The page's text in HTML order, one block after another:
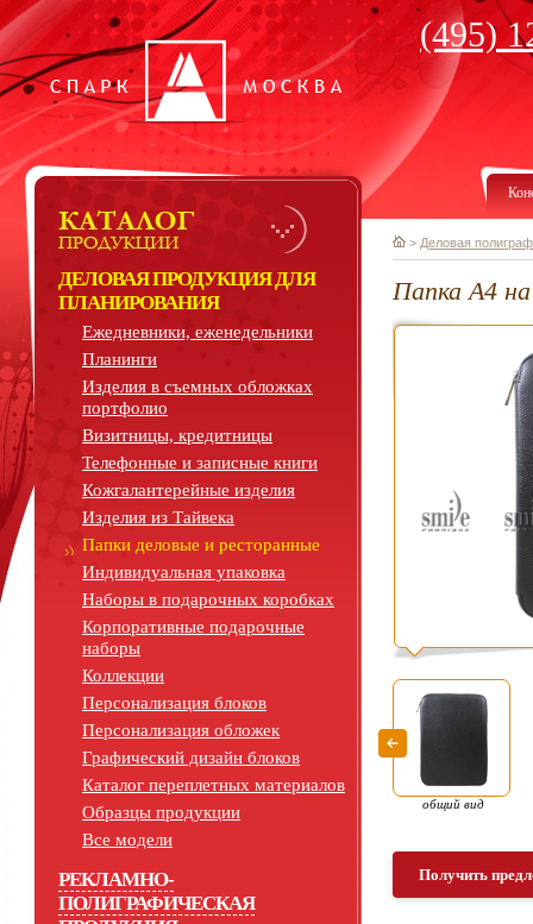
(495)
ДЕЛОВАЯ ПРОДУКЦИЯ ДЛЯ
ПЛАНИРОВАНИЯ
Ежедневники, еженедельники
Планинги
Изделия в съемных обложках
портфолио
Визитницы, кредитницы
Телефонные и записные книги
Кожгалантерейные изделия
Изделия из Тайвека
Папки деловые и ресторанные
Индивидуальная упаковка
Наборы в подарочных коробках
Корпоративные подарочные
наборы
Коллекции
Персонализация блоков
Персонализация обложек
Графический дизайн блоков
Каталог переплетных материалов
Образцы продукции
Все модели
РЕКЛАМНО-
ПОЛИГРАФИЧЕСКАЯ
> Деловая
Папка А4
общий вид
Получить